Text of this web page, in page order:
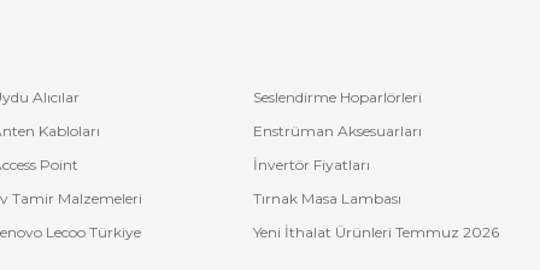
Alıcılar
Seslendirme Hoparlörleri
Kabloları
Enstrüman Aksesuarları
Point
İnvertör Fiyatları
Tamir Malzemeleri
Tırnak Masa Lambası
Lecoo Türkiye Yeni İthalat Ürünleri Temmuz 2026